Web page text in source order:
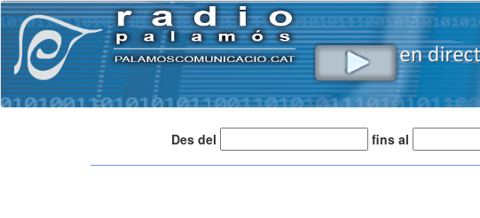
Des del fins al